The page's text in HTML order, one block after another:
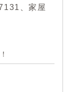
、家屋